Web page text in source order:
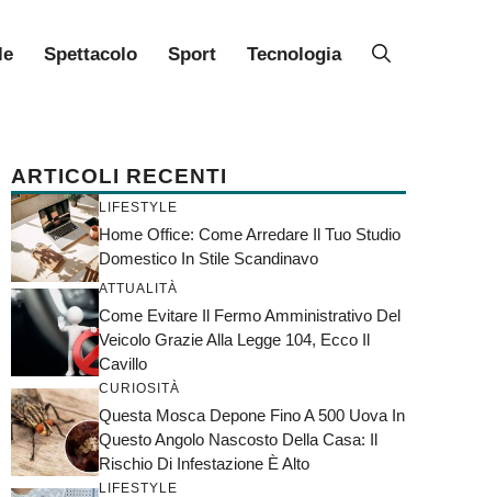
Spettacolo Sport Tecnologia
ARTICOLI RECENTI
LIFESTYLE
Home Office: Come Arredare Il Tuo Studio
Domestico In Stile Scandinavo
ATTUALITÀ
Come Evitare Il Fermo Amministrativo Del
Veicolo Grazie Alla Legge 104, Ecco Il
Cavillo
CURIOSITÀ
Questa Mosca Depone Fino A 500 Uova In
Questo Angolo Nascosto Della Casa: Il
Rischio Di Infestazione È Alto
LIFESTYLE